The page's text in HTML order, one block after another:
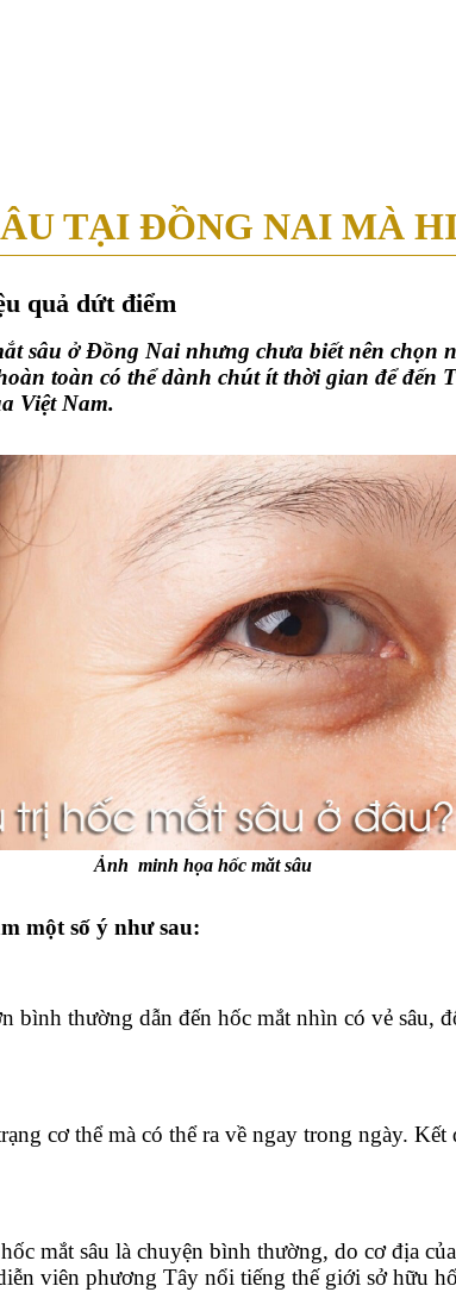
TẠI ĐỒNG NAI MÀ
quả dứt điểm
sâu ở Đồng Nai nhưng chưa biết nên chọn
toàn có thể dành chút ít thời gian để đến
Việt Nam.
Ảnh minh họa hốc măt sâu
một số ý như sau:
bình thường dẫn đến hốc mắt nhìn có vẻ sâu,
cơ thể mà có thể ra về ngay trong ngày. Kết
mắt sâu là chuyện bình thường, do cơ địa
viên phương Tây nổi tiếng thế giới sở hữu